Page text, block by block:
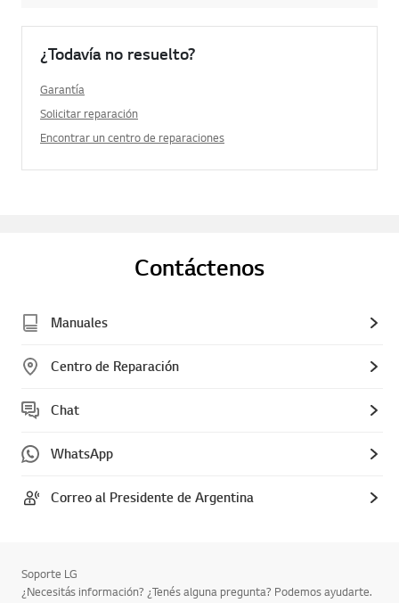
¿Todavía no resuelto?
Garantía
Solicitar reparación
Encontrar un centro de reparaciones
Contáctenos
Manuales
Centro de Reparación
Chat
WhatsApp
Correo al Presidente de Argentina
Soporte LG
¿Necesitás información? ¿Tenés alguna pregunta? Podemos ayudarte.